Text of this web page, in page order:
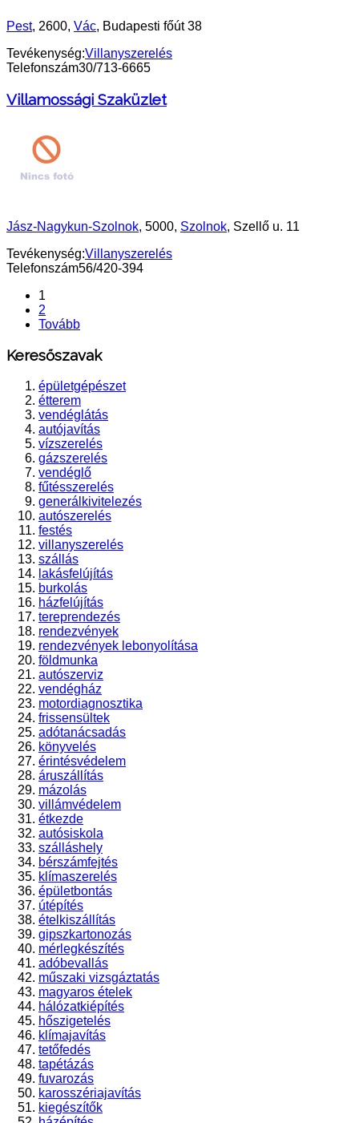
Pest, 2600, Vác, Budapesti főút 38
Tevékenység:Villanyszerelés
Telefonszám30/713-6665
Villamossági Szaküzlet
Jász-Nagykun-Szolnok, 5000, Szolnok, Szellő u. 11
Tevékenység:Villanyszerelés
Telefonszám56/420-394
1
2
Tovább
Keresőszavak
épületgépészet
étterem
vendéglátás
autójavítás
vízszerelés
gázszerelés
vendéglő
fűtésszerelés
generálkivitelezés
autószerelés
festés
villanyszerelés
szállás
lakásfelújítás
burkolás
házfelújítás
tereprendezés
rendezvények
rendezvények lebonyolítása
földmunka
autószerviz
vendégház
motordiagnosztika
frissensültek
adótanácsadás
könyvelés
érintésvédelem
áruszállítás
mázolás
villámvédelem
étkezde
autósiskola
szálláshely
bérszámfejtés
klímaszerelés
épületbontás
útépítés
ételkiszállítás
gipszkartonozás
mérlegkészítés
adóbevallás
műszaki vizsgáztatás
magyaros ételek
hálózatkiépítés
hőszigetelés
klímajavítás
tetőfedés
tapétázás
fuvarozás
karosszériajavítás
kiegészítők